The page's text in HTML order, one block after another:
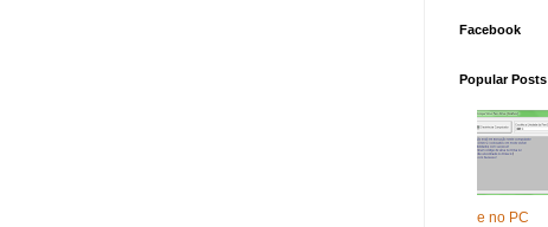
Facebook
Popular Posts
e no PC